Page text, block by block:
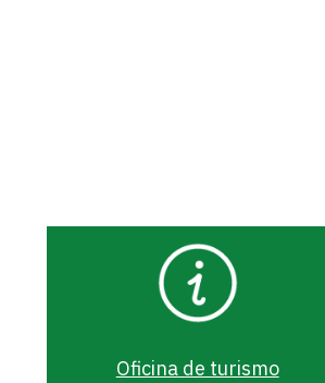
Oficina de turismo